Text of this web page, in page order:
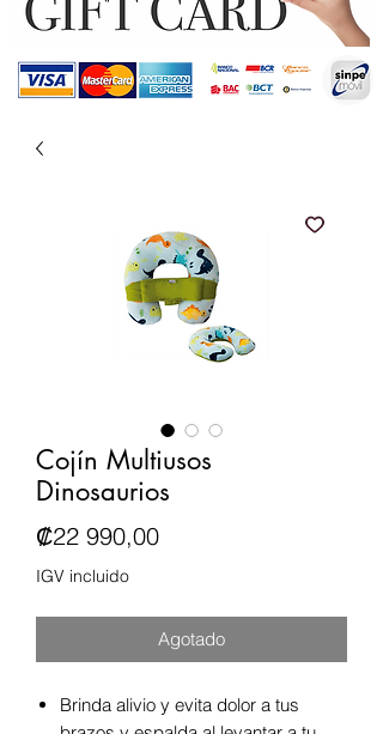
Cojín Multiusos
Dinosaurios
₡22 990,00Precio
IGV incluido
Agotado
Brinda alivio y evita dolor a tus